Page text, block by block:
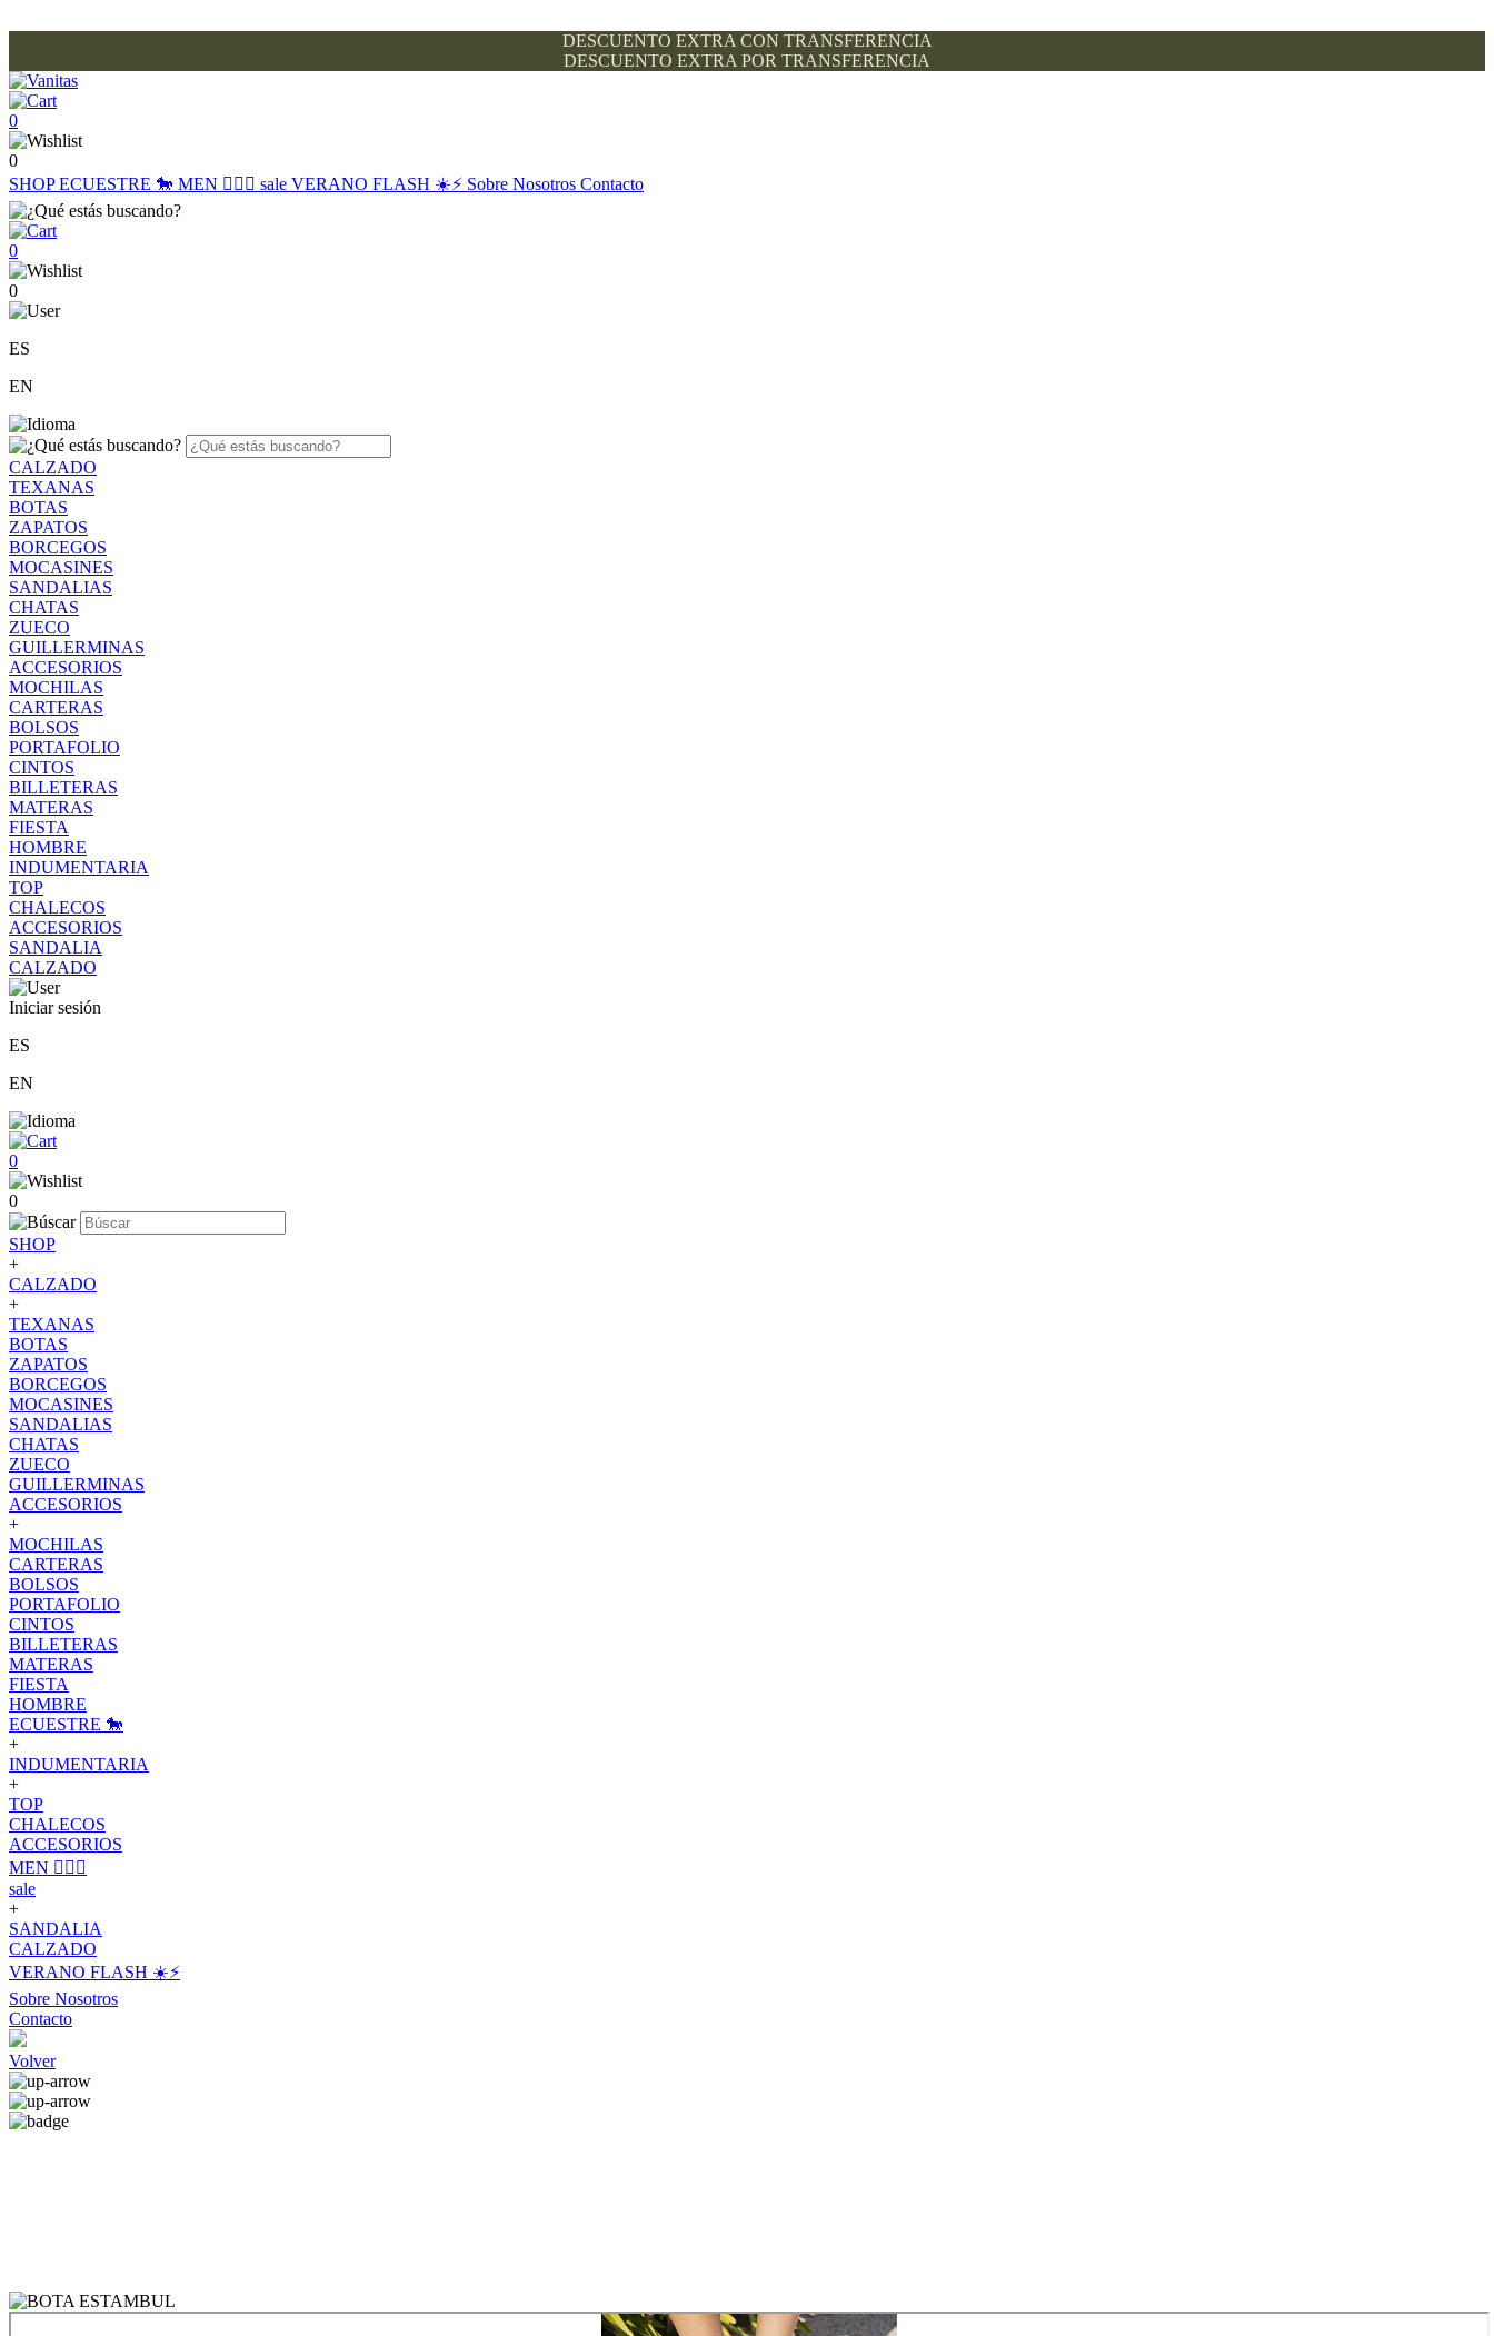
DESCUENTO EXTRA CON TRANSFERENCIA
DESCUENTO EXTRA POR TRANSFERENCIA
0
0
SHOPECUESTRE 🐎 MEN 🙋🏽‍♂️ sale VERANO FLASH ☀️⚡️ Sobre Nosotros Contacto
0
0
ES
EN
CALZADO
TEXANAS
BOTAS
ZAPATOS
BORCEGOS
MOCASINES
SANDALIAS
CHATAS
ZUECO
GUILLERMINAS
ACCESORIOS
MOCHILAS
CARTERAS
BOLSOS
PORTAFOLIO
CINTOS
BILLETERAS
MATERAS
FIESTA
HOMBRE
INDUMENTARIA
TOP
CHALECOS
ACCESORIOS
SANDALIA
CALZADO
Iniciar sesión
ES
EN
0
0
SHOP
+
CALZADO
+
TEXANAS
BOTAS
ZAPATOS
BORCEGOS
MOCASINES
SANDALIAS
CHATAS
ZUECO
GUILLERMINAS
ACCESORIOS
+
MOCHILAS
CARTERAS
BOLSOS
PORTAFOLIO
CINTOS
BILLETERAS
MATERAS
FIESTA
HOMBRE
ECUESTRE 🐎
+
INDUMENTARIA
+
TOP
CHALECOS
ACCESORIOS
MEN 🙋🏽‍♂️
sale
+
SANDALIA
CALZADO
VERANO FLASH ☀️⚡️
Sobre Nosotros
Contacto
Volver